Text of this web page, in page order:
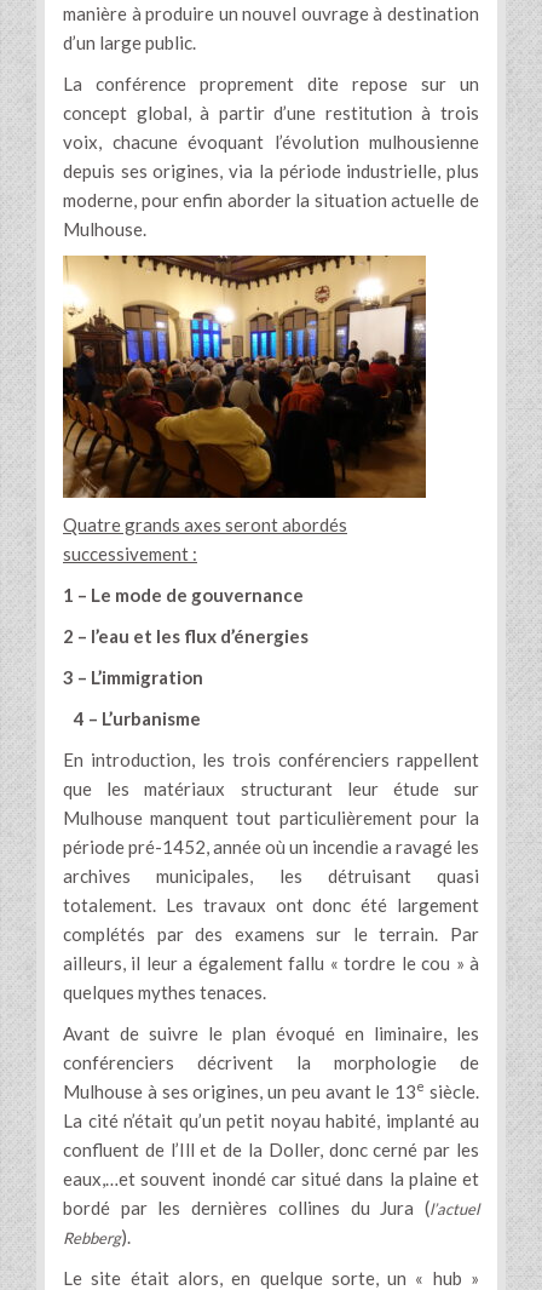
manière à produire un nouvel ouvrage à destination
d’un large public.
La conférence proprement dite repose sur un
concept global, à partir d’une restitution à trois
voix, chacune évoquant l’évolution mulhousienne
depuis ses origines, via la période industrielle, plus
moderne, pour enfin aborder la situation actuelle de
Mulhouse.
Quatre grands axes seront abordés
successivement :
1 – Le mode de gouvernance
2 – l’eau et les flux d’énergies
3 – L’immigration
4 – L’urbanisme
En introduction, les trois conférenciers rappellent
que les matériaux structurant leur étude sur
Mulhouse manquent tout particulièrement pour la
période pré-1452, année où un incendie a ravagé les
archives municipales, les détruisant quasi
totalement. Les travaux ont donc été largement
complétés par des examens sur le terrain. Par
ailleurs, il leur a également fallu « tordre le cou » à
quelques mythes tenaces.
Avant de suivre le plan évoqué en liminaire, les
conférenciers décrivent la morphologie de
Mulhouse à ses origines, un peu avant le 13e siècle.
La cité n’était qu’un petit noyau habité, implanté au
confluent de l’Ill et de la Doller, donc cerné par les
eaux,…et souvent inondé car situé dans la plaine et
bordé par les dernières collines du Jura (l’actuel
Rebberg).
Le site était alors, en quelque sorte, un « hub »